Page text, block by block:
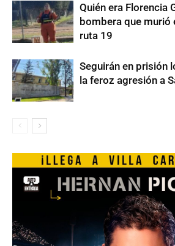
Quién era Florencia
bombera que murió
ruta 19
Seguirán en prisión
la feroz agresión a